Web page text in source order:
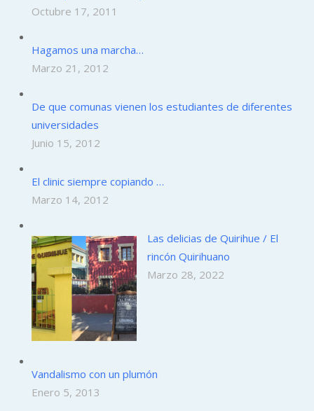
Octubre 17, 2011
Hagamos una marcha…
Marzo 21, 2012
De que comunas vienen los estudiantes de diferentes
universidades
Junio 15, 2012
El clinic siempre copiando …
Marzo 14, 2012
Las delicias de Quirihue / El
rincón Quirihuano
Marzo 28, 2022
Vandalismo con un plumón
Enero 5, 2013